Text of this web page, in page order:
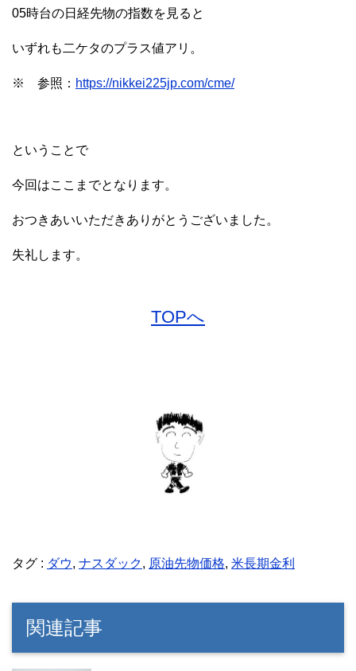
05時台の日経先物の指数を見ると
いずれも二ケタのプラス値アリ。
※ 参照： https://nikkei225jp.com/cme/
ということで
今回はここまでとなります。
おつきあいいただきありがとうございました。
失礼します。
TOPへ
タグ : ダウ, ナスダック, 原油先物価格, 米長期金利
関連記事